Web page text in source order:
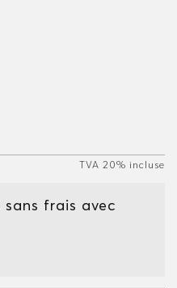
TVA 20% incluse
sans frais avec